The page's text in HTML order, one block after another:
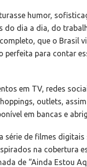
humor,
do dia a dia, do
que o
perfeita para contar
em TV, redes
outlets,
em bancas e
série de filmes
na cobertura
de “Ainda Estou